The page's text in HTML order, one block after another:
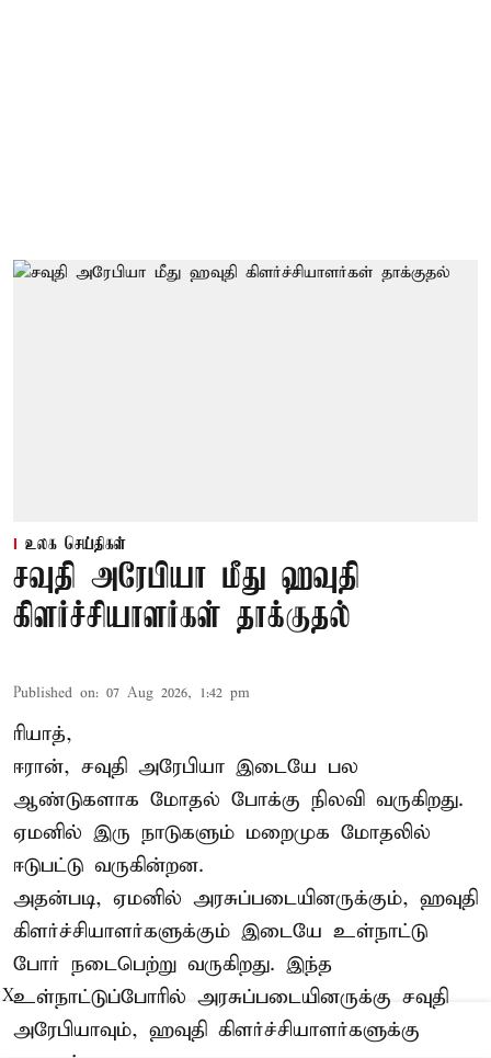
உலக செய்திகள்
சவுதி அரேபியா மீது ஹவுதி
கிளர்ச்சியாளர்கள் தாக்குதல்
Published on: 07 Aug 2026, 1:42 pm
ரியாத்,
ஈரான், சவுதி அரேபியா இடையே பல
ஆண்டுகளாக மோதல் போக்கு நிலவி வருகிறது.
ஏமனில் இரு நாடுகளும் மறைமுக மோதலில்
ஈடுபட்டு வருகின்றன.
அதன்படி, ஏமனில் அரசுப்படையினருக்கும், ஹவுதி
கிளர்ச்சியாளர்களுக்கும் இடையே உள்நாட்டு
போர் நடைபெற்று வருகிறது. இந்த
உள்நாட்டுப்போரில் அரசுப்படையினருக்கு சவுதி
அரேபியாவும், ஹவுதி கிளர்ச்சியாளர்களுக்கு
X